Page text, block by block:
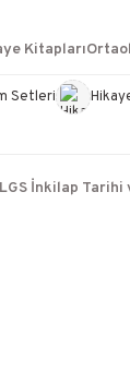
Setleri
Kitapları
Yükselme-
LGS İnkilap